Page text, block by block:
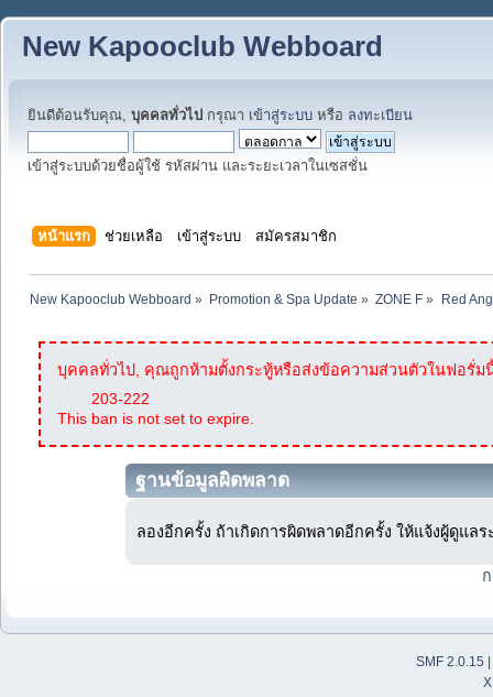
New Kapooclub Webboard
ยินดีต้อนรับคุณ, บุคคลทั่วไป กรุณา เข้าสู่ระบบ หรือ ลงทะเบียน
เข้าสู่ระบบด้วยชื่อผู้ใช้ รหัสผ่าน และระยะเวลาในเซสชั่น
หน้าแรก ช่วยเหลือ เข้าสู่ระบบ สมัครสมาชิก
New Kapooclub Webboard » Promotion & Spa Update » ZONE F » Red
บุคคลทั่วไป, คุณถูกห้ามตั้งกระทู้หรือส่งข้อความส่วนตัวในฟอรั่ม
203-222
This ban is not set to expire.
ฐานข้อมูลผิดพลาด
ลองอีกครั้ง ถ้าเกิดการผิดพลาดอีกครั้ง ให้แจ้งผู้ดูแลร
SMF 2.0.15